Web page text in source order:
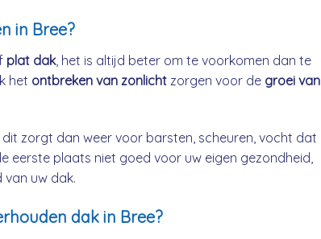
in Bree?
plat dak, het is altijd beter om te voorkomen dan te
het ontbreken van zonlicht zorgen voor de groei van
zorgt dan weer voor barsten, scheuren, vocht dat
eerste plaats niet goed voor uw eigen gezondheid,
uw dak.
dak in Bree?